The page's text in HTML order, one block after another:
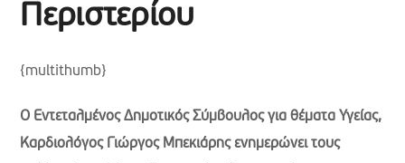
Περιστερίου
{multithumb}
Ο Εντεταλμένος Δημοτικός Σύμβουλος για θέματα Υγείας,
Καρδιολόγος Γιώργος Μπεκιάρης ενημερώνει τους